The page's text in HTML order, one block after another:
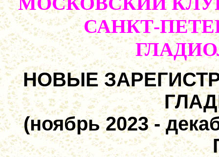
САНКТ-
НОВЫЕ
(ноябрь 2023 -